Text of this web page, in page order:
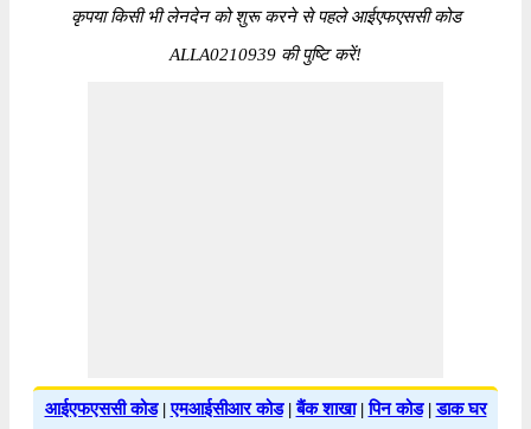
कृपया किसी भी लेनदेन को शुरू करने से पहले आईएफएससी कोड
ALLA0210939 की पुष्टि करें!
आईएफएससी कोड|एमआईसीआर कोड|बैंक शाखा|पिन कोड|डाक घर